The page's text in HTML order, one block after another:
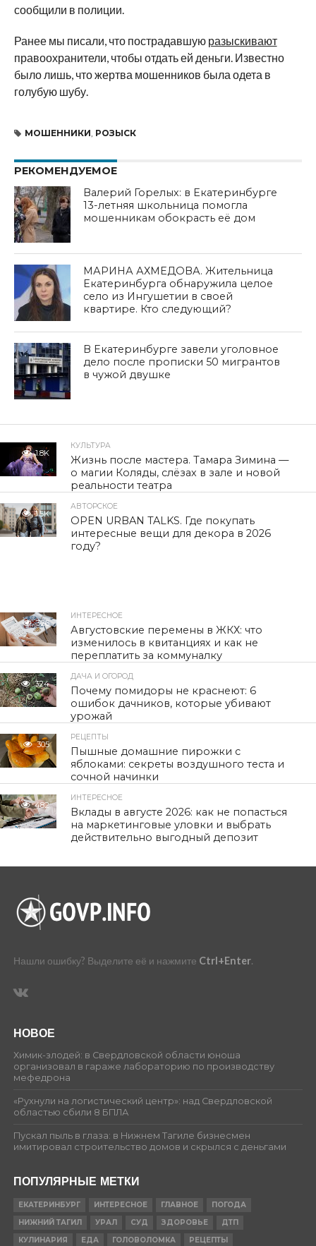
сообщили в полиции.
Ранее мы писали, что пострадавшую разыскивают
правоохранители, чтобы отдать ей деньги. Известно
было лишь, что жертва мошенников была одета в
голубую шубу.
МОШЕННИКИ, РОЗЫСК
РЕКОМЕНДУЕМОЕ
Валерий Горелых: в Екатеринбурге
13-летняя школьница помогла
мошенникам обокрасть её дом
МАРИНА АХМЕДОВА. Жительница
Екатеринбурга обнаружила целое
село из Ингушетии в своей
квартире. Кто следующий?
В Екатеринбурге завели уголовное
дело после прописки 50 мигрантов
в чужой двушке
1.8K
КУЛЬТУРА
Жизнь после мастера. Тамара Зимина —
о магии Коляды, слёзах в зале и новой
реальности театра
1.5K
АВТОРСКОЕ
OPEN URBAN TALKS. Где покупать
интересные вещи для декора в 2026
году?
326
ИНТЕРЕСНОЕ
Августовские перемены в ЖКХ: что
изменилось в квитанциях и как не
переплатить за коммуналку
324
ДАЧА И ОГОРОД
Почему помидоры не краснеют: 6
ошибок дачников, которые убивают
урожай
305
РЕЦЕПТЫ
Пышные домашние пирожки с
яблоками: секреты воздушного теста и
сочной начинки
482
ИНТЕРЕСНОЕ
Вклады в августе 2026: как не попасться
на маркетинговые уловки и выбрать
действительно выгодный депозит
Нашли ошибку? Выделите её и нажмите Ctrl+Enter.
НОВОЕ
Химик-злодей: в Свердловской области юноша
организовал в гараже лабораторию по производству
мефедрона
«Рухнули на логистический центр»: над Свердловской
областью сбили 8 БПЛА
Пускал пыль в глаза: в Нижнем Тагиле бизнесмен
имитировал строительство домов и скрылся с деньгами
ПОПУЛЯРНЫЕ МЕТКИ
ЕКАТЕРИНБУРГ ИНТЕРЕСНОЕ ГЛАВНОЕ
ПОГОДА
НИЖНИЙ ТАГИЛ
УРАЛ СУД ЗДОРОВЬЕ
ДТП
КУЛИНАРИЯ
ЕДА ГОЛОВОЛОМКА РЕЦЕПТЫ